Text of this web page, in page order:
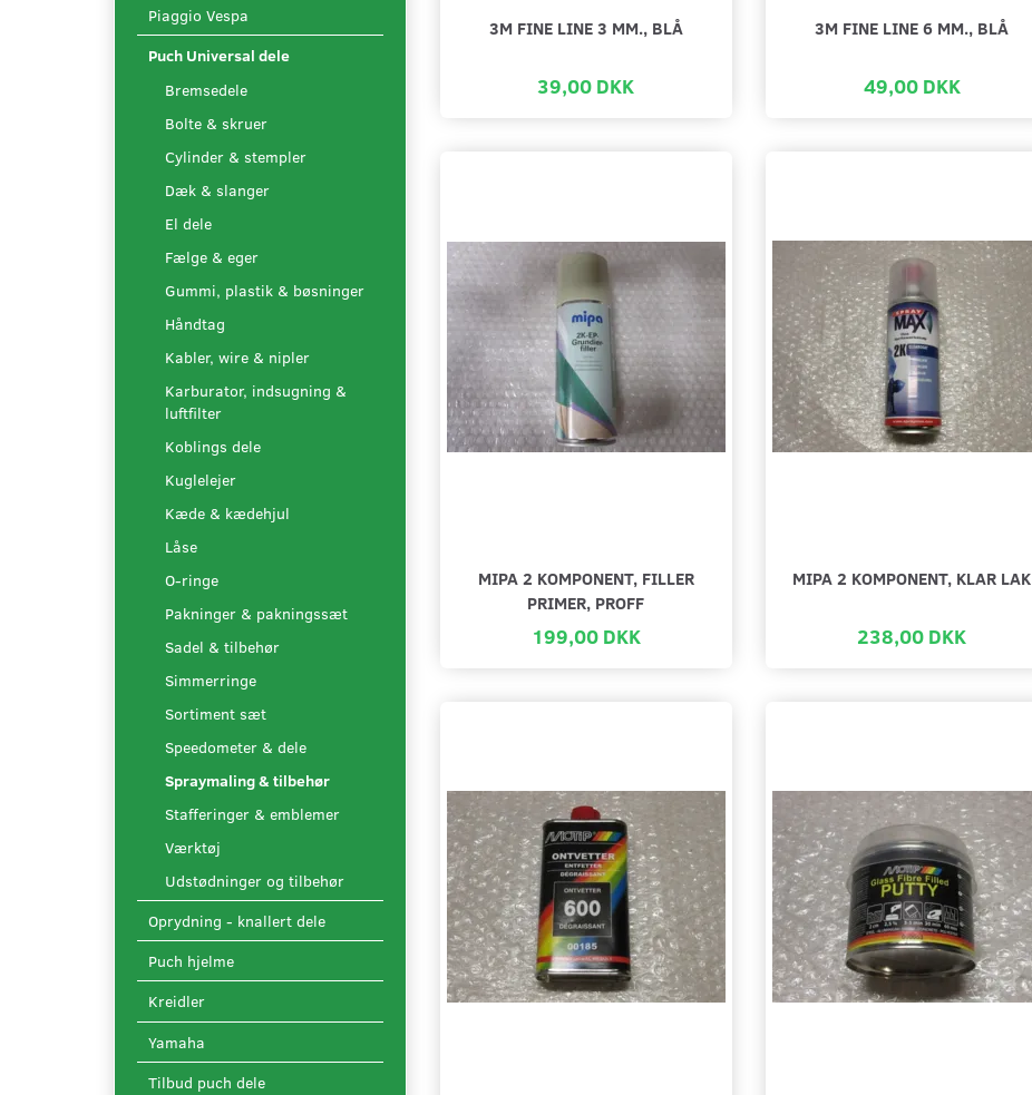
Piaggio Vespa
Puch Universal dele
Bremsedele
Bolte & skruer
Cylinder & stempler
Dæk & slanger
El dele
Fælge & eger
Gummi, plastik & bøsninger
Håndtag
Kabler, wire & nipler
Karburator, indsugning &
luftfilter
Koblings dele
Kuglelejer
Kæde & kædehjul
Låse
O-ringe
Pakninger & pakningssæt
Sadel & tilbehør
Simmerringe
Sortiment sæt
Speedometer & dele
Spraymaling & tilbehør
Stafferinger & emblemer
Værktøj
Udstødninger og tilbehør
Oprydning - knallert dele
Puch hjelme
Kreidler
Yamaha
Tilbud puch dele
3M FINE LINE 3 MM., BLÅ
39,00 DKK
3M FINE LINE 6 MM., BLÅ
49,00 DKK
MIPA 2 KOMPONENT, FILLER
PRIMER, PROFF
199,00 DKK
MIPA 2 KOMPONENT, KLAR LAK
238,00 DKK